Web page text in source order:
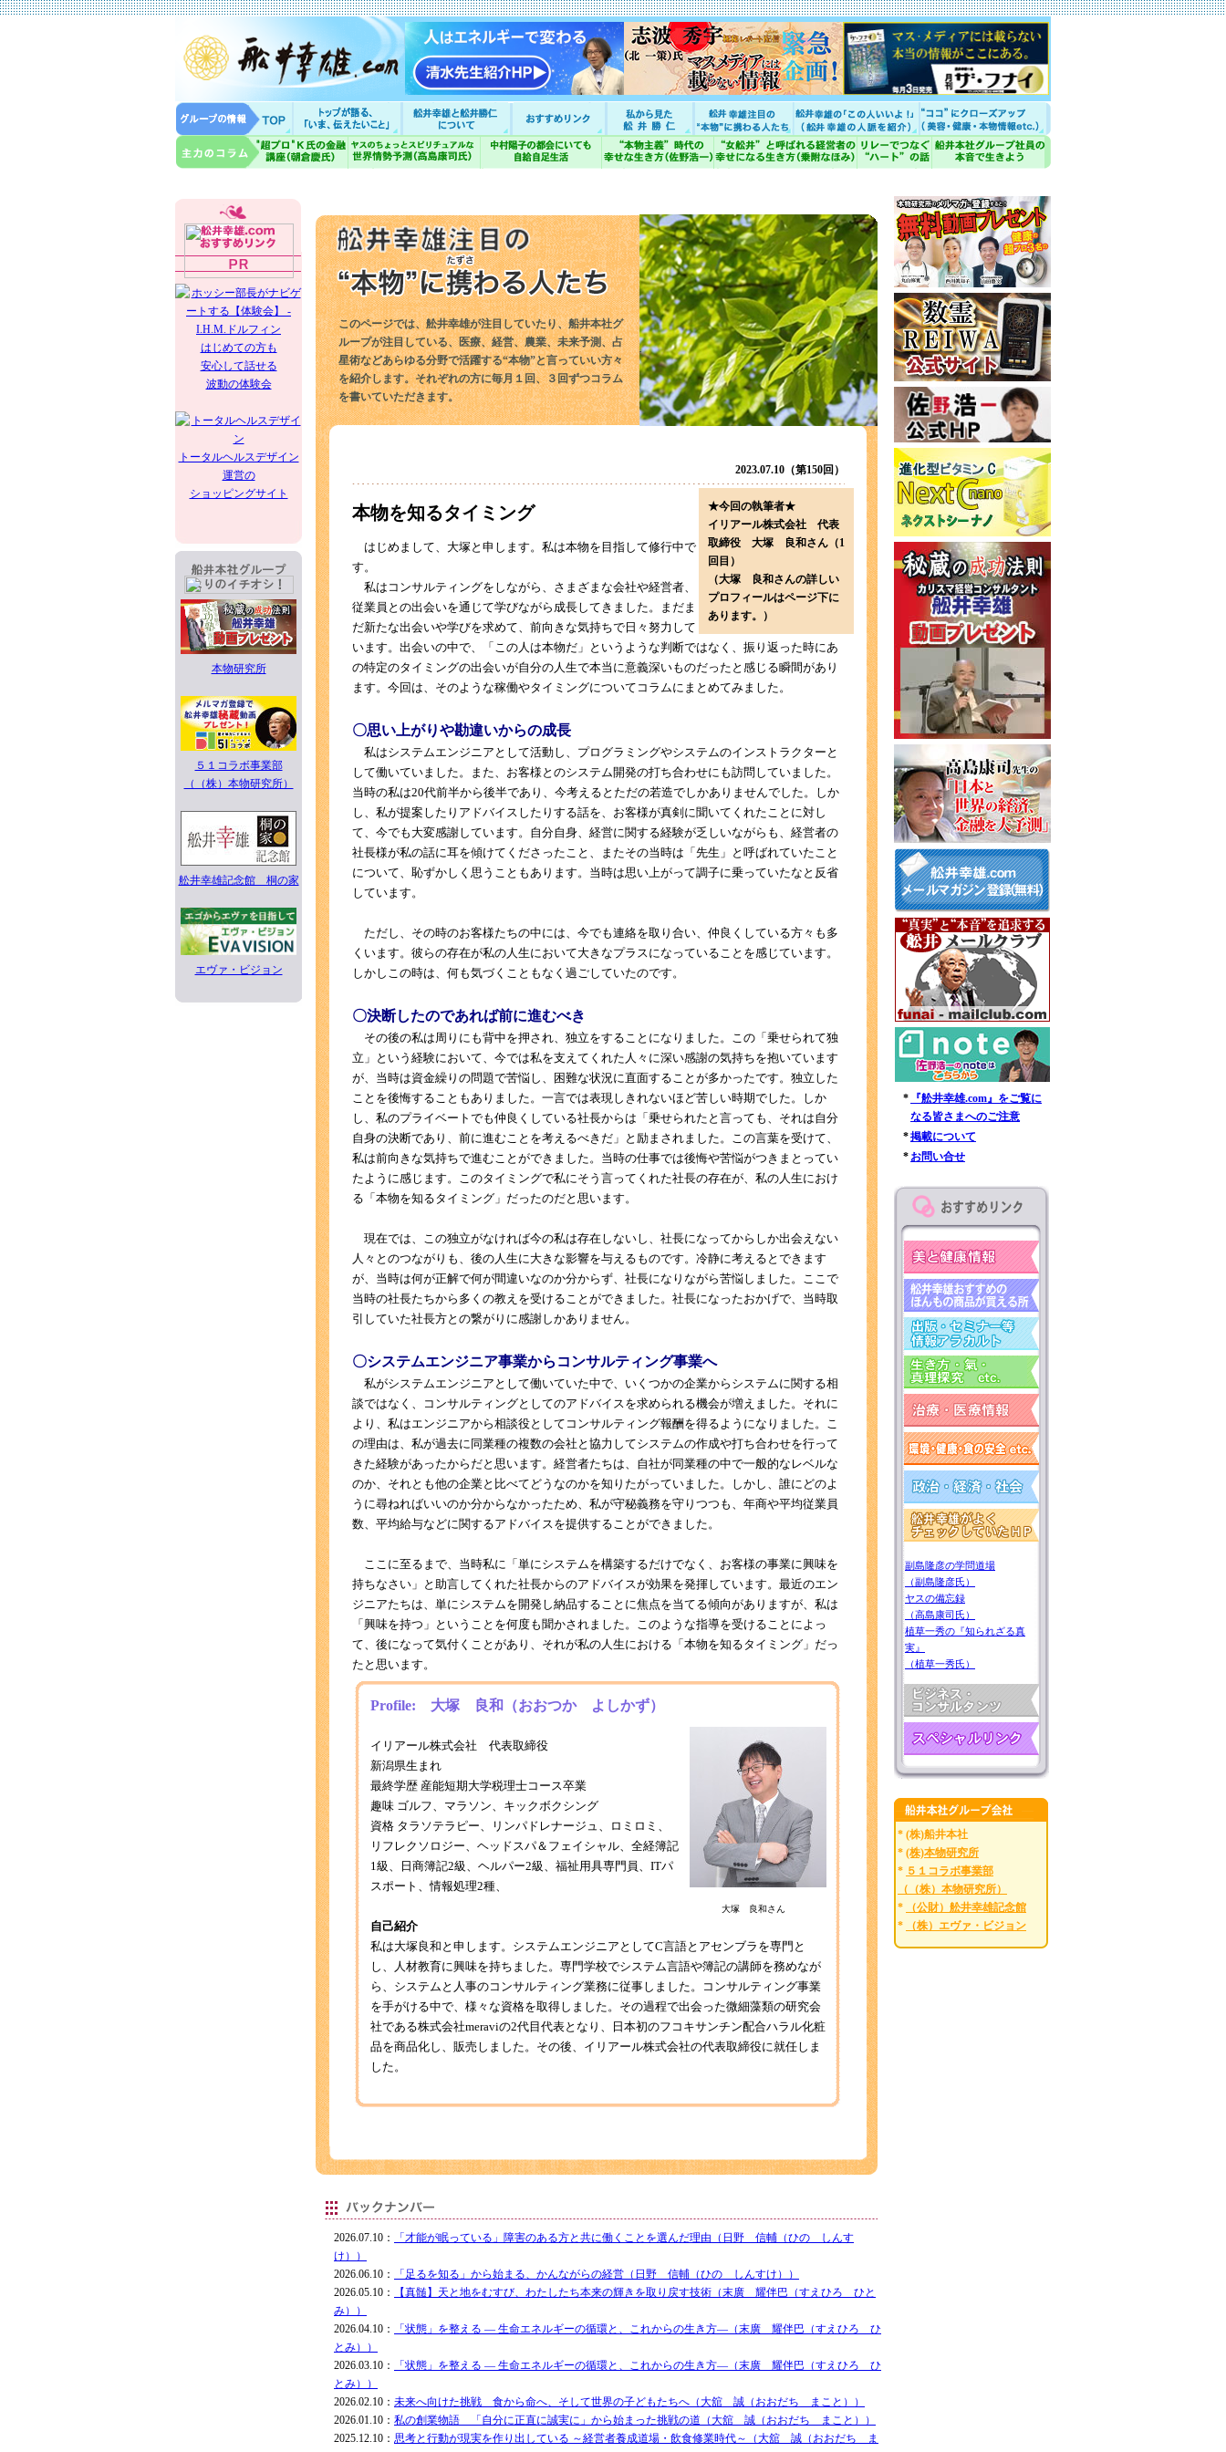
はじめての方も
安心して話せる
波動の体験会
トータルヘルスデザイン
運営の
ショッピングサイト
本物研究所
５１コラボ事業部
（（株）本物研究所）
舩井幸雄記念館 桐の家
エヴァ・ビジョン
このページでは、舩井幸雄が注目していたり、船井本社グ
ループが注目している、医療、経営、農業、未来予測、占
星術などあらゆる分野で活躍する“本物”と言っていい方々
を紹介します。それぞれの方に毎月１回、３回ずつコラム
を書いていただきます。
2023.07.10（第150回）
★今回の執筆者★
イリアール株式会社 代表
取締役 大塚 良和さん（1
回目）
（大塚 良和さんの詳しい
プロフィールはページ下に
あります。）
本物を知るタイミング
はじめまして、大塚と申します。私は本物を目指して修行中で
す。
私はコンサルティングをしながら、さまざまな会社や経営者、
従業員との出会いを通じて学びながら成長してきました。まだま
だ新たな出会いや学びを求めて、前向きな気持ちで日々努力して
います。出会いの中で、「この人は本物だ」というような判断ではなく、振り返った時にあ
の特定のタイミングの出会いが自分の人生で本当に意義深いものだったと感じる瞬間があり
ます。今回は、そのような稼働やタイミングについてコラムにまとめてみました。
〇思い上がりや勘違いからの成長
私はシステムエンジニアとして活動し、プログラミングやシステムのインストラクターと
して働いていました。また、お客様とのシステム開発の打ち合わせにも訪問していました。
当時の私は20代前半から後半であり、今考えるとただの若造でしかありませんでした。しか
し、私が提案したりアドバイスしたりする話を、お客様が真剣に聞いてくれたことに対し
て、今でも大変感謝しています。自分自身、経営に関する経験が乏しいながらも、経営者の
社長様が私の話に耳を傾けてくださったこと、またその当時は「先生」と呼ばれていたこと
について、恥ずかしく思うこともあります。当時は思い上がって調子に乗っていたなと反省
しています。
ただし、その時のお客様たちの中には、今でも連絡を取り合い、仲良くしている方々も多
くいます。彼らの存在が私の人生において大きなプラスになっていることを感じています。
しかしこの時は、何も気づくこともなく過ごしていたのです。
〇決断したのであれば前に進むべき
その後の私は周りにも背中を押され、独立をすることになりました。この「乗せられて独
立」という経験において、今では私を支えてくれた人々に深い感謝の気持ちを抱いています
が、当時は資金繰りの問題で苦悩し、困難な状況に直面することが多かったです。独立した
ことを後悔することもありました。一言では表現しきれないほど苦しい時期でした。しか
し、私のプライベートでも仲良くしている社長からは「乗せられたと言っても、それは自分
自身の決断であり、前に進むことを考えるべきだ」と励まされました。この言葉を受けて、
私は前向きな気持ちで進むことができました。当時の仕事では後悔や苦悩がつきまとってい
たように感じます。このタイミングで私にそう言ってくれた社長の存在が、私の人生におけ
る「本物を知るタイミング」だったのだと思います。
現在では、この独立がなければ今の私は存在しないし、社長になってからしか出会えない
人々とのつながりも、後の人生に大きな影響を与えるものです。冷静に考えるとできます
が、当時は何が正解で何が間違いなのか分からず、社長になりながら苦悩しました。ここで
当時の社長たちから多くの教えを受けることができました。社長になったおかげで、当時取
引していた社長方との繋がりに感謝しかありません。
〇システムエンジニア事業からコンサルティング事業へ
私がシステムエンジニアとして働いていた中で、いくつかの企業からシステムに関する相
談ではなく、コンサルティングとしてのアドバイスを求められる機会が増えました。それに
より、私はエンジニアから相談役としてコンサルティング報酬を得るようになりました。こ
の理由は、私が過去に同業種の複数の会社と協力してシステムの作成や打ち合わせを行って
きた経験があったからだと思います。経営者たちは、自社が同業種の中で一般的なレベルな
のか、それとも他の企業と比べてどうなのかを知りたがっていました。しかし、誰にどのよ
うに尋ねればいいのか分からなかったため、私が守秘義務を守りつつも、年商や平均従業員
数、平均給与などに関するアドバイスを提供することができました。
ここに至るまで、当時私に「単にシステムを構築するだけでなく、お客様の事業に興味を
持ちなさい」と助言してくれた社長からのアドバイスが効果を発揮しています。最近のエン
ジニアたちは、単にシステムを開発し納品することに焦点を当てる傾向がありますが、私は
「興味を持つ」ということを何度も聞かされました。このような指導を受けることによっ
て、後になって気付くことがあり、それが私の人生における「本物を知るタイミング」だっ
たと思います。
Profile: 大塚 良和（おおつか よしかず）
大塚 良和さん
イリアール株式会社 代表取締役
新潟県生まれ
最終学歴 産能短期大学税理士コース卒業
趣味 ゴルフ、マラソン、キックボクシング
資格 タラソテラピー、リンパドレナージュ、ロミロミ、
リフレクソロジー、ヘッドスパ＆フェイシャル、全経簿記
1級、日商簿記2級、ヘルパー2級、福祉用具専門員、ITパ
スポート、情報処理2種、
自己紹介
私は大塚良和と申します。システムエンジニアとしてC言語とアセンブラを専門と
し、人材教育に興味を持ちました。専門学校でシステム言語や簿記の講師を務めなが
ら、システムと人事のコンサルティング業務に従事しました。コンサルティング事業
を手がける中で、様々な資格を取得しました。その過程で出会った微細藻類の研究会
社である株式会社meraviの2代目代表となり、日本初のフコキサンチン配合ハラル化粧
品を商品化し、販売しました。その後、イリアール株式会社の代表取締役に就任しま
した。
2026.07.10：
「才能が眠っている」障害のある方と共に働くことを選んだ理由（日野 信輔（ひの しんす
け））
2026.06.10：
「足るを知る」から始まる、かんながらの経営（日野 信輔（ひの しんすけ））
2026.05.10：
【真髄】天と地をむすび、わたしたち本来の輝きを取り戻す技術（末廣 耀伴巴（すえひろ ひと
み））
2026.04.10：
「状態」を整える ― 生命エネルギーの循環と、これからの生き方―（末廣 耀伴巴（すえひろ ひ
とみ））
2026.03.10：
「状態」を整える ― 生命エネルギーの循環と、これからの生き方―（末廣 耀伴巴（すえひろ ひ
とみ））
2026.02.10： 未来へ向けた挑戦 食から命へ、そして世界の子どもたちへ（大舘 誠（おおだち まこと））
2026.01.10： 私の創業物語 「自分に正直に誠実に」から始まった挑戦の道（大舘 誠（おおだち まこと））
2025.12.10： 思考と行動が現実を作り出している ～経営者養成道場・飲食修業時代～（大舘 誠（おおだち ま
*
『舩井幸雄.com』をご覧に
なる皆さまへのご注意
*掲載について
* お問い合せ
副島隆彦の学問道場
（副島隆彦氏）
ヤスの備忘録
（高島康司氏）
植草一秀の『知られざる真
実』
（植草一秀氏）
* (株)船井本社
* (株)本物研究所
* ５１コラボ事業部
（（株）本物研究所）
*
（公財）舩井幸雄記念館
*
（株）エヴァ・ビジョン